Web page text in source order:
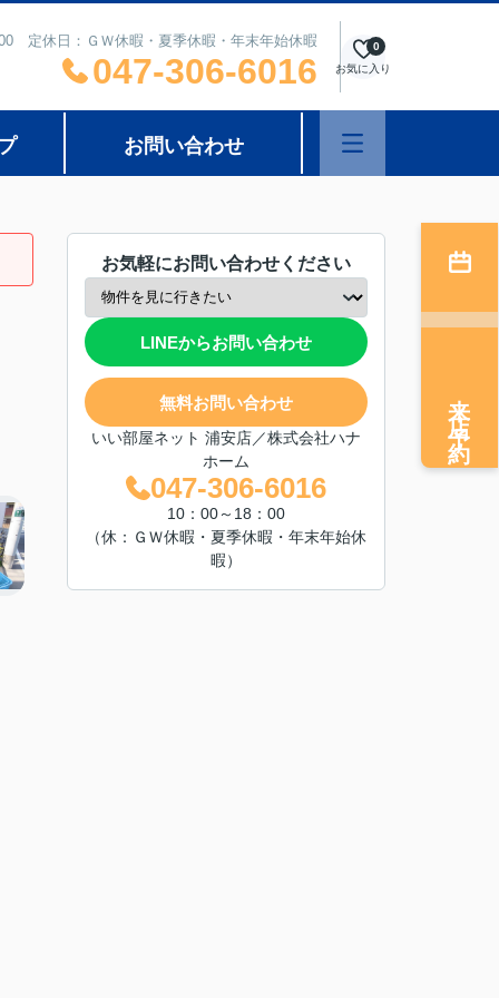
定休日：ＧＷ休暇・夏季休暇・年末年始休暇
047-306-6016 お気に入り
0
お問い合わせ
お気軽にお問い合わせください
LINEからお問い合わせ
無料お問い合わせ
いい部屋ネット 浦安店／株式会社ハナ
ホーム
047-306-6016
10：00～18：00
（休：ＧＷ休暇・夏季休暇・年末年始休
暇）
来店予約